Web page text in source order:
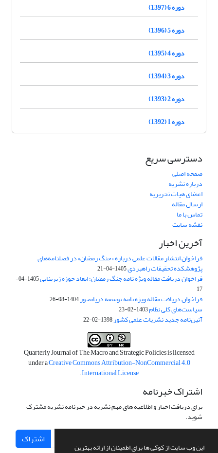
این وب سایت از کوکی ها برای اطمینان از ارائه بهترین
دوره 6 (1397)
دوره 5 (1396)
دوره 4 (1395)
دوره 3 (1394)
دوره 2 (1393)
دوره 1 (1392)
دسترسی سریع
صفحه اصلی
درباره نشریه
اعضای هیات تحریریه
ارسال مقاله
تماس با ما
نقشه سایت
آخرین اخبار
فراخوان انتشار مقالات علمی درباره «جنگ رمضان» در فصلنامه‌های
پژوهشکده تحقیقات راهبردی1405-04-21
فراخوان دریافت مقاله ویژه نامه جنگ رمضان؛ ابعاد حوزه زیربنایی
1405-04-
17
فراخوان دریافت مقاله ویژه نامه توسعه دریامحور1404-08-26
سیاست‌های کلی نظام1403-02-23
آئین‌نامه جدید نشریات علمی کشور1398-02-22
Quarterly Journal of The Macro and Strategic Policies is licensed
under aCreative Commons Attribution-NonCommercial 4.0
International License
.
اشتراک خبرنامه
برای دریافت اخبار و اطلاعیه های مهم نشریه در خبرنامه نشریه مشترک
شوید.
اشتراک